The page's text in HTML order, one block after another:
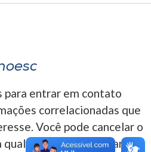
para entrar em contato
correlacionadas que
Você pode cancelar o
qualquer momento. Para